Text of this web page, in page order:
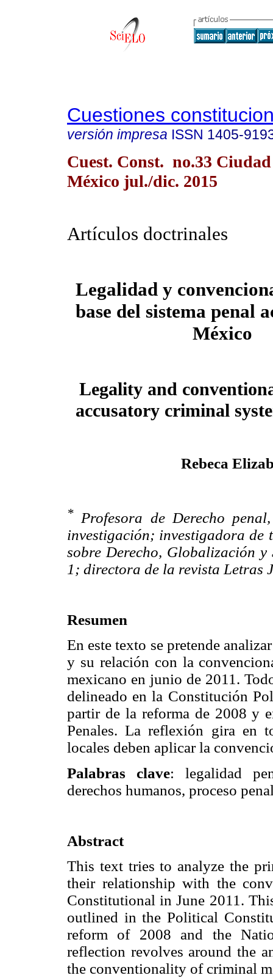
Cuestiones
versión impresa ISSN 1405-
Cuest. Const. no.33
México jul./dic. 2015
Artículos doctrinales
Legalidad y
base del sistema penal
México
Legality and
accusatory criminal
Rebeca
*
Profesora de Derecho
investigación; investigadora de
sobre Derecho, Globalización
1; directora de la revista Letras
Resumen
En este texto se pretende
y su relación con la
mexicano en junio de 2011.
delineado en la Constitución
partir de la reforma de 2008 y
Penales. La reflexión gira en
locales deben aplicar la
Palabras clave: legalidad
derechos humanos, proceso
Abstract
This text tries to analyze the
their relationship with the
Constitutional in June 2011.
outlined in the Political
reform of 2008 and the
reflection revolves around the
the conventionality of criminal